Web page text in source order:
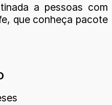
a pessoas com
que conheça pacote